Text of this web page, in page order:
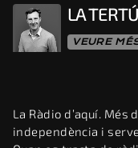
LA
VEURE
La Ràdio d’aquí.
independència i